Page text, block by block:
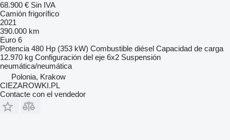
68.900 € Sin IVA
Camión frigorífico
2021
390.000 km
Euro 6
Potencia 480 Hp (353 kW) Combustible diésel Capacidad de carga
12.970 kg Configuración del eje 6x2 Suspensión
neumática/neumática
Polonia, Krakow
CIEZAROWKI.PL
Contacte con el vendedor